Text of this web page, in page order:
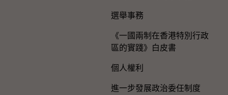
選舉事務
《一國兩制在香港特別行政
區的實踐》白皮書
個人權利
進一步發展政治委任制度